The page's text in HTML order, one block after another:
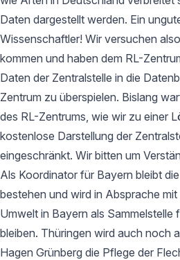
Daten dargestellt werden. Ein
Wissenschaftler! Wir versuchen
kommen und haben dem RL-
Daten der Zentralstelle in die
Zentrum zu überspielen. Bislang
des RL-Zentrums, wie wir zu einer
kostenlose Darstellung der
eingeschränkt. Wir bitten um
Als Koordinator für Bayern bleibt
bestehen und wird in Absprache
Umwelt in Bayern als Sammelstelle
bleiben. Thüringen wird auch noch
Hagen Grünberg die Pflege der